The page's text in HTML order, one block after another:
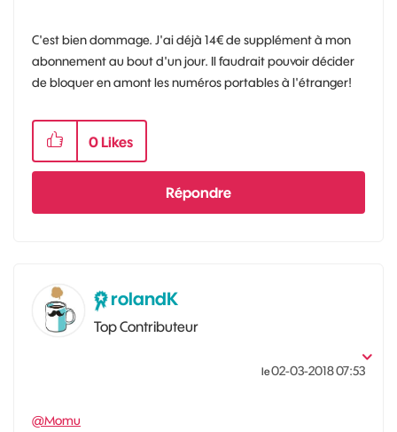
C'est bien dommage. J'ai déjà 14€ de supplément à mon
abonnement au bout d'un jour. Il faudrait pouvoir décider
de bloquer en amont les numéros portables à l'étranger!
0 Likes
Répondre
rolandK
Top Contributeur
le‎02-03-201807:53
@Momu